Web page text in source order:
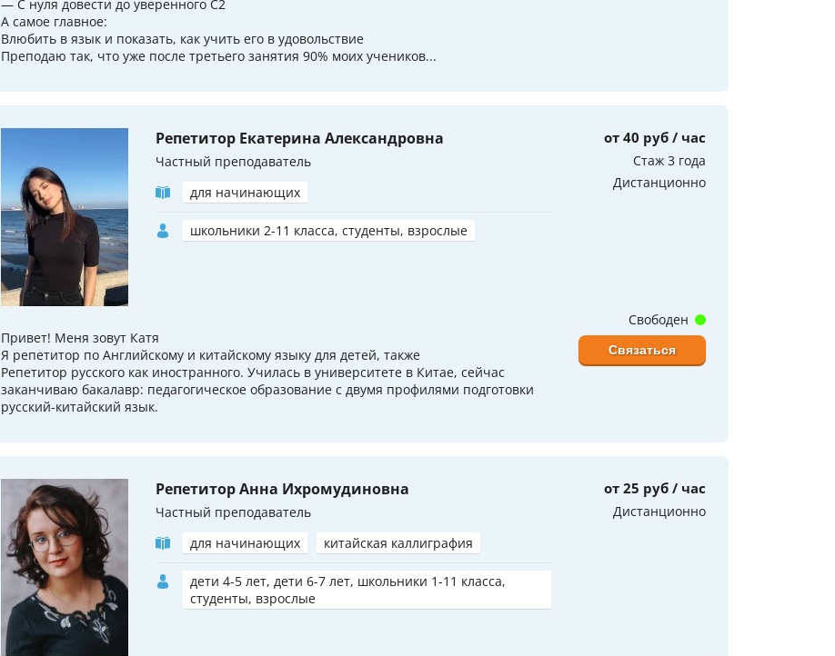
— С нуля довести до уверенного C2
А самое главное:
Влюбить в язык и показать, как учить его в удовольствие
Преподаю так, что уже после третьего занятия 90% моих учеников...
Репетитор Екатерина Александровна
Частный преподаватель
для начинающих
школьники 2-11 класса, студенты, взрослые
от 40 руб / час
Стаж 3 года
Дистанционно
Привет! Меня зовут Катя
Я репетитор по Английскому и китайскому языку для детей, также
Репетитор русского как иностранного. Училась в университете в Китае, сейчас
заканчиваю бакалавр: педагогическое образование с двумя профилями подготовки
русский-китайский язык.
Свободен
Связаться
Репетитор Анна Ихромудиновна
Частный преподаватель
для начинающих
китайская каллиграфия
дети 4-5 лет, дети 6-7 лет, школьники 1-11 класса,
студенты, взрослые
от 25 руб / час
Дистанционно